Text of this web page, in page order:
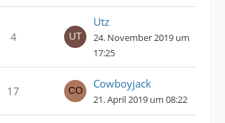
4
Utz
24. November 2019 um
17:25
17
Cowboyjack
21. April 2019 um 08:22